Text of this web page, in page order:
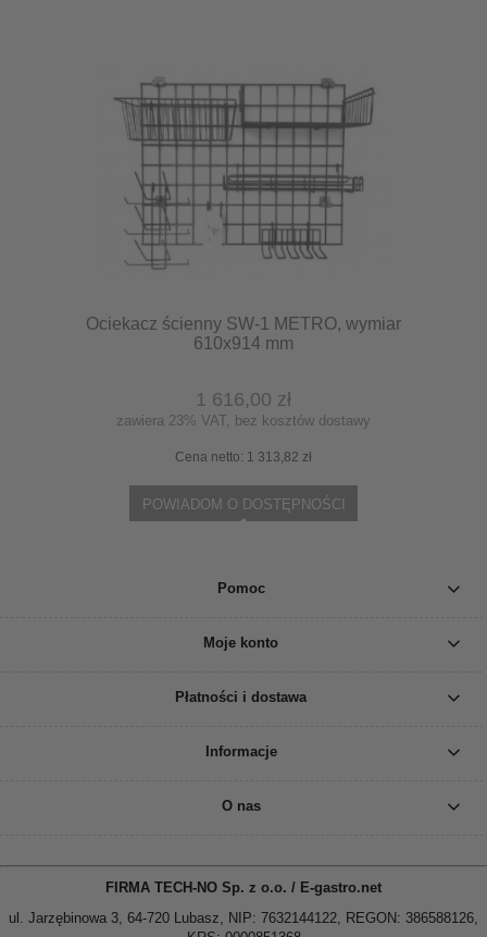
Ociekacz ścienny SW-1 METRO, wymiar
610x914 mm
1 616,00 zł
zawiera 23% VAT, bez kosztów dostawy
Cena netto: 1 313,82 zł
POWIADOM O DOSTĘPNOŚCI
Pomoc
Moje konto
Płatności i dostawa
Informacje
O nas
FIRMA TECH-NO Sp. z o.o. / E-gastro.net
ul. Jarzębinowa 3, 64-720 Lubasz, NIP: 7632144122, REGON: 386588126,